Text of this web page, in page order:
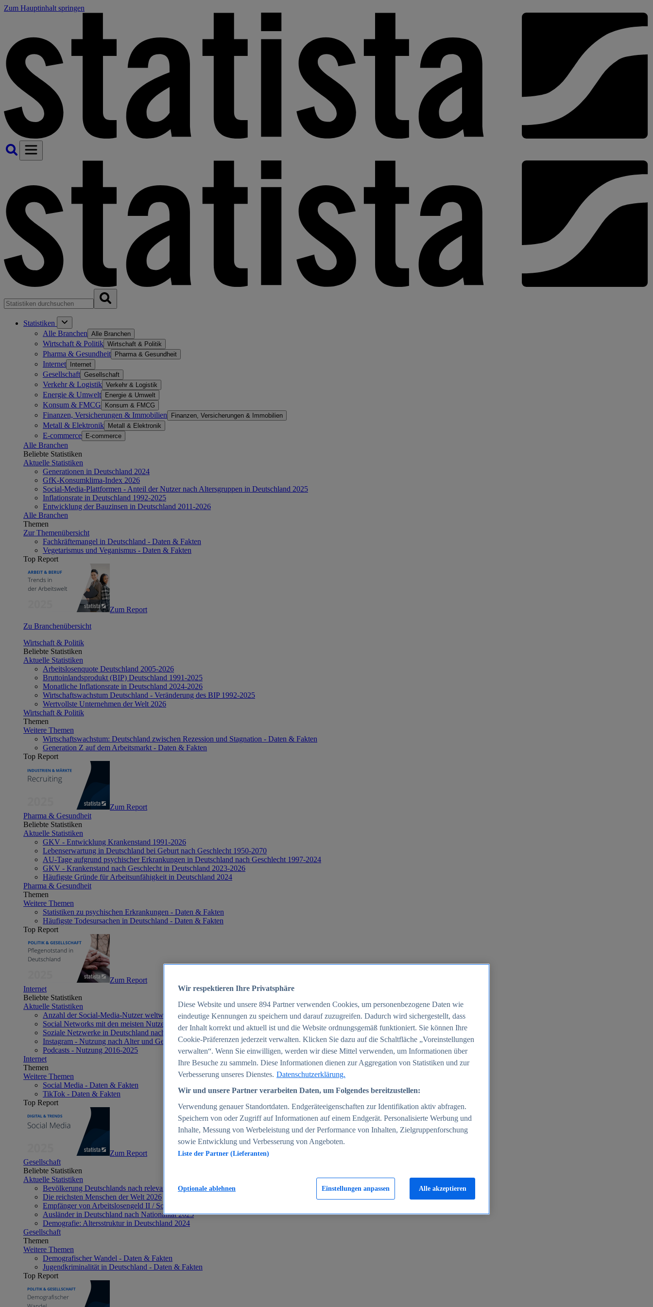
Zum Hauptinhalt springen
Statistiken
Alle Branchen Alle Branchen
Wirtschaft & Politik Wirtschaft & Politik
Pharma & Gesundheit Pharma & Gesundheit
Internet Internet
Gesellschaft Gesellschaft
Verkehr & Logistik Verkehr & Logistik
Energie & Umwelt Energie & Umwelt
Konsum & FMCG Konsum & FMCG
Finanzen, Versicherungen & Immobilien Finanzen, Versicherungen & Immobilien
Metall & Elektronik Metall & Elektronik
E-commerce E-commerce
Alle Branchen
Beliebte Statistiken
Aktuelle Statistiken
Generationen in Deutschland 2024
GfK-Konsumklima-Index 2026
Social-Media-Plattformen - Anteil der Nutzer nach Altersgruppen in Deutschland 2025
Inflationsrate in Deutschland 1992-2025
Entwicklung der Bauzinsen in Deutschland 2011-2026
Alle Branchen
Themen
Zur Themenübersicht
Fachkräftemangel in Deutschland - Daten & Fakten
Vegetarismus und Veganismus - Daten & Fakten
Top Report
Zum Report
Zu Branchenübersicht
Wirtschaft & Politik
Beliebte Statistiken
Aktuelle Statistiken
Arbeitslosenquote Deutschland 2005-2026
Bruttoinlandsprodukt (BIP) Deutschland 1991-2025
Monatliche Inflationsrate in Deutschland 2024-2026
Wirtschaftswachstum Deutschland - Veränderung des BIP 1992-2025
Wertvollste Unternehmen der Welt 2026
Wirtschaft & Politik
Themen
Weitere Themen
Wirtschaftswachstum: Deutschland zwischen Rezession und Stagnation - Daten & Fakten
Generation Z auf dem Arbeitsmarkt - Daten & Fakten
Top Report
Zum Report
Pharma & Gesundheit
Beliebte Statistiken
Aktuelle Statistiken
GKV - Entwicklung Krankenstand 1991-2026
Lebenserwartung in Deutschland bei Geburt nach Geschlecht 1950-2070
AU-Tage aufgrund psychischer Erkrankungen in Deutschland nach Geschlecht 1997-2024
GKV - Krankenstand nach Geschlecht in Deutschland 2023-2026
Häufigste Gründe für Arbeitsunfähigkeit in Deutschland 2024
Pharma & Gesundheit
Themen
Weitere Themen
Statistiken zu psychischen Erkrankungen - Daten & Fakten
Häufigste Todesursachen in Deutschland - Daten & Fakten
Top Report
Zum Report
Internet
Beliebte Statistiken
Aktuelle Statistiken
Anzahl der Social-Media-Nutzer weltweit 2012-2025
Social Networks mit den meisten Nutzern weltweit 2025
Soziale Netzwerke in Deutschland nach Generationen 2025
Instagram - Nutzung nach Alter und Geschlecht in Deutschland 2025
Podcasts - Nutzung 2016-2025
Internet
Themen
Weitere Themen
Social Media - Daten & Fakten
TikTok - Daten & Fakten
Top Report
Zum Report
Gesellschaft
Beliebte Statistiken
Aktuelle Statistiken
Bevölkerung Deutschlands nach relevanten Altersgruppen 2024
Die reichsten Menschen der Welt 2026
Empfänger von Arbeitslosengeld II / Sozialgeld / Bürgergeld in Deutschland 2005-2025
Ausländer in Deutschland nach Nationalität 2025
Demografie: Altersstruktur in Deutschland 2024
Gesellschaft
Themen
Weitere Themen
Demografischer Wandel - Daten & Fakten
Jugendkriminalität in Deutschland - Daten & Fakten
Top Report
Wir respektieren Ihre Privatsphäre
Diese Website und unsere 894 Partner verwenden Cookies, um personenbezogene Daten wie
eindeutige Kennungen zu speichern und darauf zuzugreifen. Dadurch wird sichergestellt, dass
der Inhalt korrekt und aktuell ist und die Website ordnungsgemäß funktioniert. Sie können Ihre
Cookie-Präferenzen jederzeit verwalten. Klicken Sie dazu auf die Schaltfläche „Voreinstellungen
verwalten“. Wenn Sie einwilligen, werden wir diese Mittel verwenden, um Informationen über
Ihre Besuche zu sammeln. Diese Informationen dienen zur Aggregation von Statistiken und zur
Verbesserung unseres Dienstes. Datenschutzerklärung.
Wir und unsere Partner verarbeiten Daten, um Folgendes bereitzustellen:
Verwendung genauer Standortdaten. Endgeräteeigenschaften zur Identifikation aktiv abfragen.
Speichern von oder Zugriff auf Informationen auf einem Endgerät. Personalisierte Werbung und
Inhalte, Messung von Werbeleistung und der Performance von Inhalten, Zielgruppenforschung
sowie Entwicklung und Verbesserung von Angeboten.
Liste der Partner (Lieferanten)
Einstellungen anpassen
Optionale ablehnen Alle akzeptieren